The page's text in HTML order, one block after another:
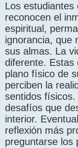
Los estudiantes
reconocen el
espiritual,
ignorancia, que
sus almas. La
diferente. Estas
plano físico de
perciben la
sentidos
desafíos que
interior.
reflexión más
preguntarse los